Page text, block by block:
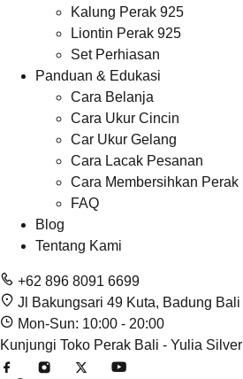
Kalung Perak 925
Liontin Perak 925
Set Perhiasan
Panduan & Edukasi
Cara Belanja
Cara Ukur Cincin
Car Ukur Gelang
Cara Lacak Pesanan
Cara Membersihkan Perak
FAQ
Blog
Tentang Kami
+62 896 8091 6699
Jl Bakungsari 49 Kuta, Badung Bali
Mon-Sun: 10:00 - 20:00
Kunjungi Toko Perak Bali - Yulia Silver